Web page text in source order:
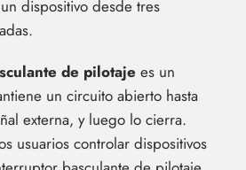
dispositivo desde tres
de pilotaje es un
un circuito abierto hasta
externa, y luego lo cierra.
usuarios controlar dispositivos